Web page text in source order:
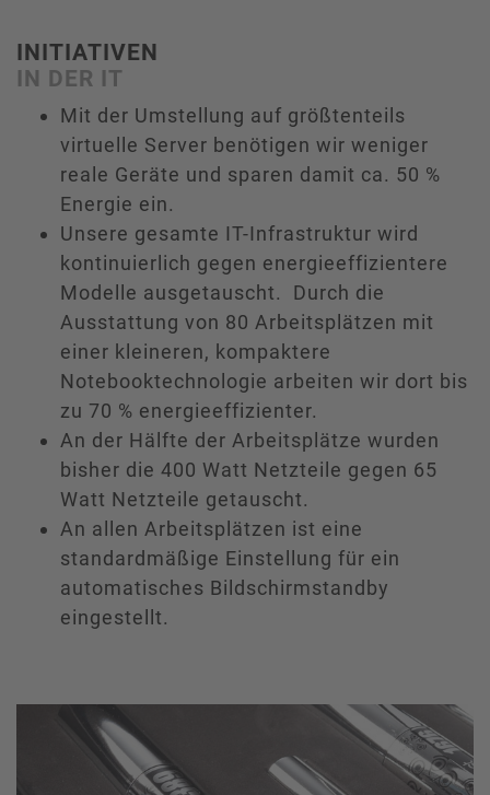
INITIATIVEN
IN DER IT
Mit der Umstellung auf größtenteils
virtuelle Server benötigen wir weniger
reale Geräte und sparen damit ca. 50 %
Energie ein.
Unsere gesamte IT-Infrastruktur wird
kontinuierlich gegen energieeffizientere
Modelle ausgetauscht. Durch die
Ausstattung von 80 Arbeitsplätzen mit
einer kleineren, kompaktere
Notebooktechnologie arbeiten wir dort bis
zu 70 % energieeffizienter.
An der Hälfte der Arbeitsplätze wurden
bisher die 400 Watt Netzteile gegen 65
Watt Netzteile getauscht.
An allen Arbeitsplätzen ist eine
standardmäßige Einstellung für ein
automatisches Bildschirmstandby
eingestellt.